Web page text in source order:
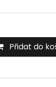
Přidat do